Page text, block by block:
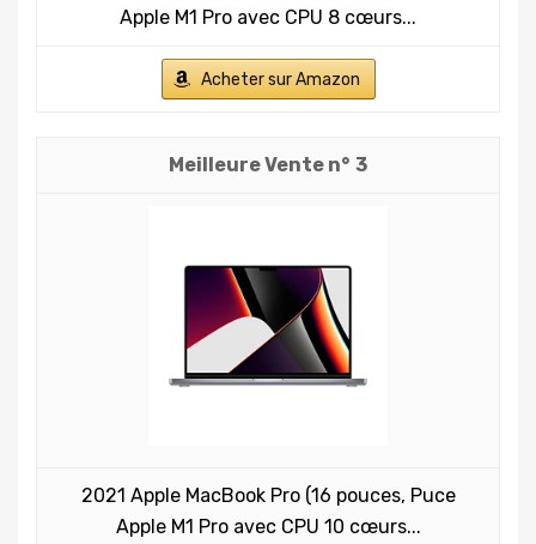
Apple M1 Pro avec CPU 8 cœurs...
Acheter sur Amazon
3
2021 Apple MacBook Pro (16 pouces, Puce
Apple M1 Pro avec CPU 10 cœurs...